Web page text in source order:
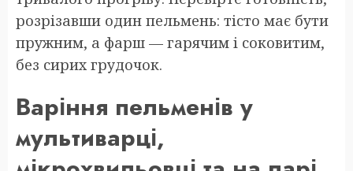
розрізавши один пельмень: тісто має бути
пружним, а фарш — гарячим і соковитим,
без сирих грудочок.
Варіння пельменів у
мультиварці,